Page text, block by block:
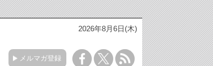
2026年8月6日(木)
メルマガ登録